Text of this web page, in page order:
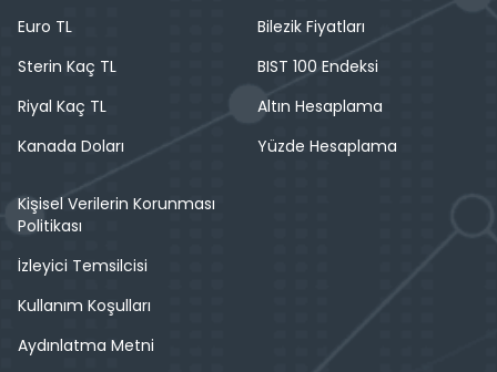
Euro TL
Sterin Kaç TL
Riyal Kaç TL
Kanada Doları
Bilezik Fiyatları
BIST 100 Endeksi
Altın Hesaplama
Yüzde Hesaplama
Kişisel Verilerin Korunması
Politikası
İzleyici Temsilcisi
Kullanım Koşulları
Aydınlatma Metni